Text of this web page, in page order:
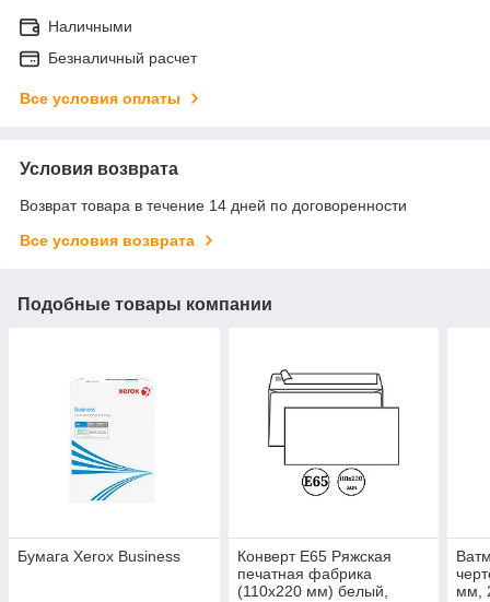
Наличными
Безналичный расчет
Все условия оплаты
Условия возврата
Возврат товара в течение 14 дней по договоренности
Все условия возврата
Подобные товары компании
Бумага Xerox Business
Конверт Е65 Ряжская
печатная фабрика
(110х220 мм) белый,
мм,